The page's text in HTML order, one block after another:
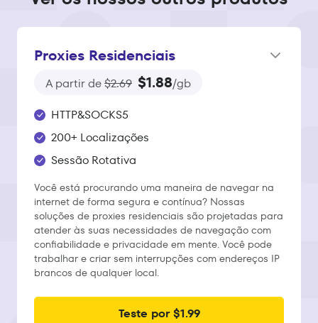
Proxies Residenciais
A partir de$2.69 $1.88/gb
HTTP&SOCKS5
200+ Localizações
Sessão Rotativa
Você está procurando uma maneira de navegar na
internet de forma segura e contínua? Nossas
soluções de proxies residenciais são projetadas para
atender às suas necessidades de navegação com
confiabilidade e privacidade em mente. Você pode
trabalhar e criar sem interrupções com endereços IP
brancos de qualquer local.
Teste por $1.99